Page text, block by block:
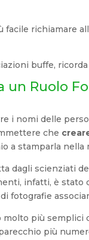
facile richiamare
buffe,
un Ruolo
i nomi delle
che
a stamparla
dagli scienziati
infatti, è
fotografie
più semplici
più